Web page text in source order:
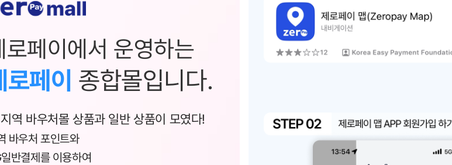
로페이에서 운영하는
로페이 종합몰입니다.
역 바우처몰 상품과 일반 상품이 모였다!
바우처 포인트와
반결제를 이용하여